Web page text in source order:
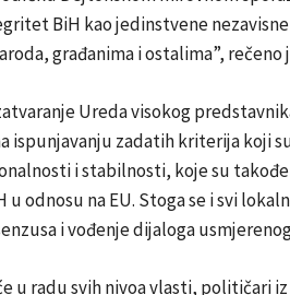
BiH kao jedinstvene
građanima i ostalima”, rečeno
Ureda visokog
ispunjavanju zadatih kriterija koji
i stabilnosti, koje su
odnosu na EU. Stoga se i svi
i vođenje dijaloga
u radu svih nivoa vlasti, političari